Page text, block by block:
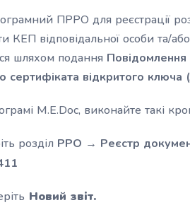
ПРРО для реєстрації
КЕП відповідальної особи та/
шляхом подання
сертифіката відкритого ключа
M.E.Doc, виконайте такі
розділ РРО → Реєстр
Новий звіт.